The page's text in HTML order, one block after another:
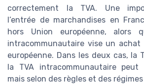
correctement la TVA. Une
l’entrée de marchandises en
hors Union européenne, alors
intracommunautaire vise un achat
européenne. Dans les deux cas, la
la TVA intracommunautaire peut
mais selon des règles et des